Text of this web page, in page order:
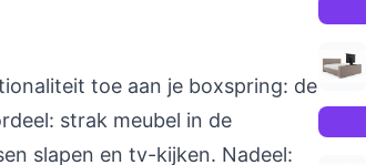
toe aan je boxspring: de
strak meubel in de
slapen en tv-kijken. Nadeel: